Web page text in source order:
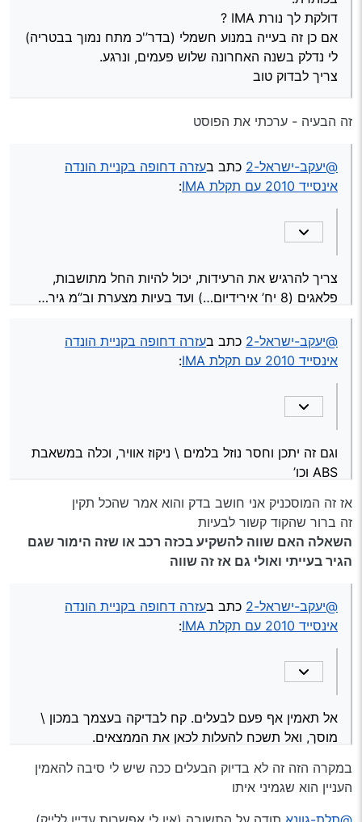
צריך להרגיש את הרעידות, יכול להיות החל מתושבות,
פלאגים (8 יח’ אירידיום…) ועד בעיות מצערת וב’‘מ גיר…
@יעקב-ישראל-2
וגם הברקס מרגיש כאילו על ספוג
וגם זה יתכן וחסר נוזל בלמים \ ניקוז אוויר, וכלה במשאבת
ABS וכו’
אל תאמין אף פעם לבעלים. קח לבדיקה בעצמך במכון \
מוסך, ואל תשכח להעלות לכאן את הממצאים.
דולקת לך נורת IMA ?
אם כן זה בעייה במנוע חשמלי (בדר’'כ מתח נמוך בבטריה)
לי נדלק בשנה האחרונה שלוש פעמים, ונרגע.
צריך לבדוק טוב
זה הבעיה - ערכתי את הפוסט
@יעקב-ישראל-2 כתב בעזרה דחופה בקניית הונדה
אינסייד 2010 עם תקלת IMA
:
צריך להרגיש את הרעידות, יכול להיות החל מתושבות,
פלאגים (8 יח’ אירידיום…) ועד בעיות מצערת וב’‘מ גיר…
בגיר רציף!
@יעקב-ישראל-2 כתב בעזרה דחופה בקניית הונדה
אינסייד 2010 עם תקלת IMA
:
וגם זה יתכן וחסר נוזל בלמים \ ניקוז אוויר, וכלה במשאבת
ABS וכו’
אז זה המוסכניק אני חושב בדק והוא אמר שהכל תקין
זה ברור שהקוד קשור לבעיות
השאלה האם שווה להשקיע בכזה רכב או שזה הימור שגם
הגיר בעייתי ואולי גם אז זה שווה
@יעקב-ישראל-2 כתב בעזרה דחופה בקניית הונדה
אינסייד 2010 עם תקלת IMA
:
אל תאמין אף פעם לבעלים. קח לבדיקה בעצמך במכון \
מוסך, ואל תשכח להעלות לכאן את הממצאים.
במקרה הזה זה לא בדיוק הבעלים ככה שיש לי סיבה להאמין
העניין הוא שגמיני איתו